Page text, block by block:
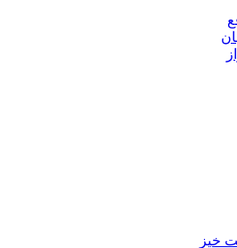
خیز